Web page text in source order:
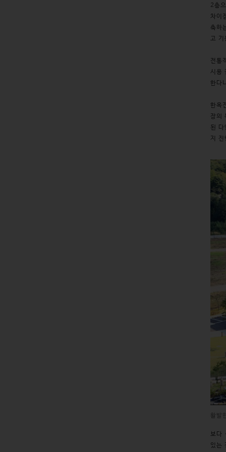
2층
차이
축하
고 기
전통
시용
한다
한옥
장의
된
지
활발
보다
있는